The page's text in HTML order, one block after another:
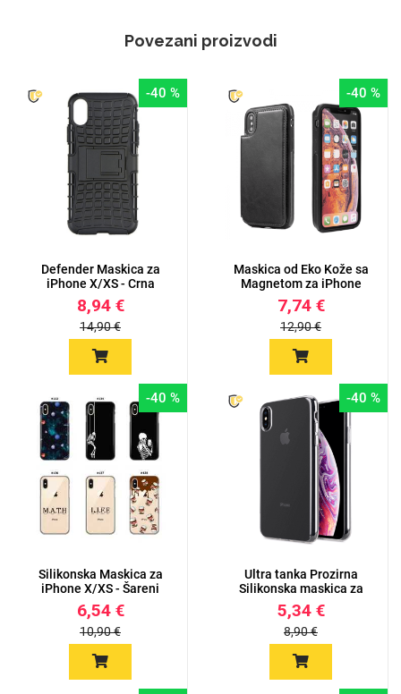
Povezani proizvodi
-40 %
Defender Maskica za
iPhone X/XS - Crna
8,94 €
14,90 €
-40 %
Maskica od Eko Kože sa
Magnetom za iPhone
X/XS...
7,74 €
12,90 €
-40 %
Silikonska Maskica za
iPhone X/XS - Šareni
mot...
6,54 €
10,90 €
-40 %
Ultra tanka Prozirna
Silikonska maskica za
iPh...
5,34 €
8,90 €